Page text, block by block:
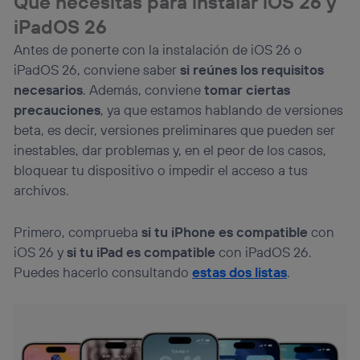
iPadOS 26
Antes de ponerte con la instalación de iOS 26 o
iPadOS 26, conviene sabersi reúnes los requisitos
necesarios. Además, convienetomar ciertas
precauciones, ya que estamos hablando de versiones
beta, es decir, versiones preliminares que pueden ser
inestables, dar problemas y, en el peor de los casos,
bloquear tu dispositivo o impedir el acceso a tus
archivos.
Primero, compruebasi tu iPhone es compatible con
iOS 26 ysi tu iPad es compatible con iPadOS 26.
Puedes hacerlo consultandoestas dos listas.
identificador. Típicamente:
Si utilizas una
el marketing o análisis se realizará en función de las
actividades de navegación de los miembros del hogar
que hayan dado su consentimiento.
Si utilizasdatos móviles, el marketing será más
personalizado, ya que se basará únicamente en la
navegación del usuario del móvil.
Puedes gestionar los consentimientos Utiq seleccionando
“Administrar Utiq” en la parte inferior de esta página web o
visitando el portal de privacidad de Utiq
(“consenthub”)